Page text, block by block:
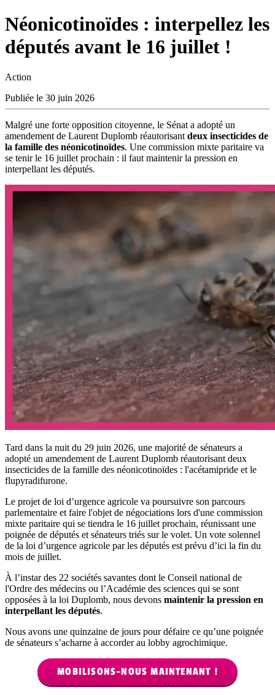
Néonicotinoïdes : interpellez les
députés avant le 16 juillet !
Action
Publiée le 30 juin 2026
Malgré une forte opposition citoyenne, le Sénat a adopté un
amendement de Laurent Duplomb réautorisant deux insecticides de
la famille des néonicotinoïdes. Une commission mixte paritaire va
se tenir le 16 juillet prochain : il faut maintenir la pression en
interpellant les députés.
Tard dans la nuit du 29 juin 2026, une majorité de sénateurs a
adopté un amendement de Laurent Duplomb réautorisant deux
insecticides de la famille des néonicotinoïdes : l'acétamipride et le
flupyradifurone.
Le projet de loi d’urgence agricole va poursuivre son parcours
parlementaire et faire l'objet de négociations lors d'une commission
mixte paritaire qui se tiendra le 16 juillet prochain, réunissant une
poignée de députés et sénateurs triés sur le volet. Un vote solennel
de la loi d’urgence agricole par les députés est prévu d’ici la fin du
mois de juillet.
À l’instar des 22 sociétés savantes dont le Conseil national de
l'Ordre des médecins ou l’Académie des sciences qui se sont
opposées à la loi Duplomb, nous devons maintenir la pression en
interpellant les députés.
Nous avons une quinzaine de jours pour défaire ce qu’une poignée
de sénateurs s’acharne à accorder au lobby agrochimique.
MOBILISONS-NOUS MAINTENANT !